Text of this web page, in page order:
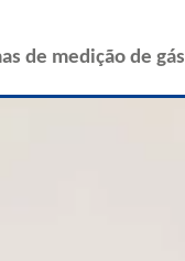
de medição de gás